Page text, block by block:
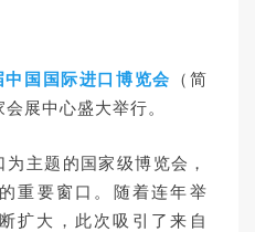
中国国际进口博览会 （简
展中心盛大举行。
主题的国家级博览会，
重要窗口。随着连年举
扩大，此次吸引了来自